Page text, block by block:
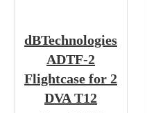
dBTechnologies
ADTF-2
Flightcase for 2
DVA T12